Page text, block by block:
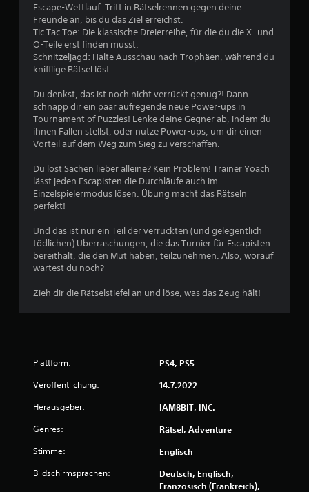
n
n
u
s
9
r
Escape-Wettlauf: Tritt in Rätselrennen gegen deine
Freunde an, bis du das Ziel erreichst.
Tic Tac Toe: Die klassische Dreierreihe, für die du die X- und
O-Teile erst finden musst.
Schnitzeljagd: Halte Ausschau nach Trophäen, während du
knifflige Rätsel löst.
Du denkst, das ist noch nicht verrückt genug?! Dann
schnapp dir ein paar aufregende neue Power-ups in
Tournament of Puzzles! Lenke deine Gegner ab, indem du
ihnen Fallen stellst, oder nutze Power-ups, um dir einen
Vorteil auf dem Weg zum Sieg zu verschaffen.
Du löst Sachen lieber alleine? Kein Problem! Trainer Yoach
lässt jeden Escapisten die Durchläufe auch im
Einzelspielermodus lösen. Übung macht das Rätseln
perfekt!
Und das ist nur ein Teil der verrückten (und gelegentlich
tödlichen) Überraschungen, die das Turnier für Escapisten
bereithält, die den Mut haben, teilzunehmen. Also, worauf
wartest du noch?
Zieh dir die Rätselstiefel an und löse, was das Zeug hält!
Plattform: PS4, PS5
Veröffentlichung: 14.7.2022
Herausgeber: IAM8BIT, INC.
Genres: Rätsel, Adventure
Stimme: Englisch
Bildschirmsprachen:
Deutsch, Englisch,
Französisch (Frankreich),